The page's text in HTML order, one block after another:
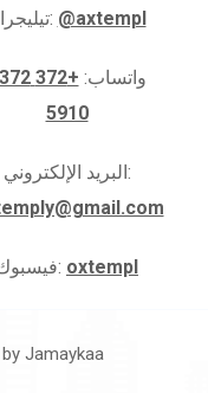
تيليجرام: @axtempl
واتساب:
5372
5910
البريد الإلكتروني:
فيسبوك: oxtempl
Jamaykaa